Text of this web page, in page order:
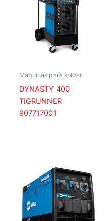
Máquinas para soldar
DYNASTY 400
TIGRUNNER
907717001